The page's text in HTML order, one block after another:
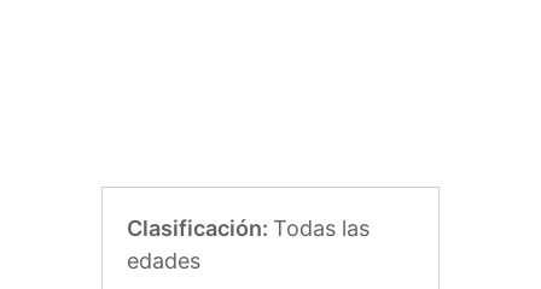
Clasificación: Todas las
edades